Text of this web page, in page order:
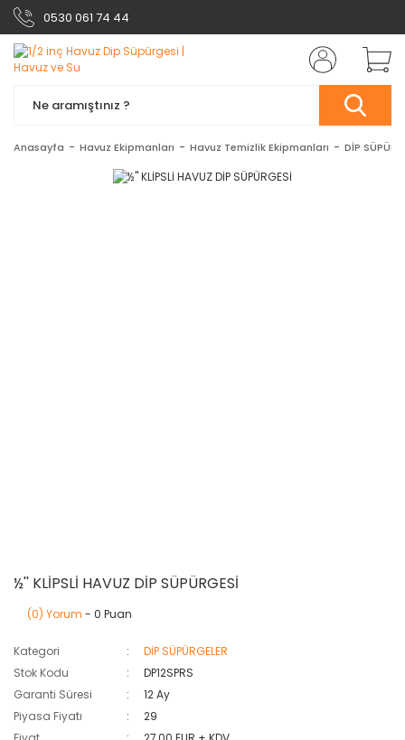
0530 061 74 44
Anasayfa Havuz Ekipmanları Havuz Temizlik Ekipmanları DİP
½'' KLİPSLİ HAVUZ DİP SÜPÜRGESİ
(0) Yorum - 0 Puan
Kategori
DİP SÜPÜRGELER
Stok Kodu
DP12SPRS
Garanti Süresi
12 Ay
Piyasa Fiyatı
29